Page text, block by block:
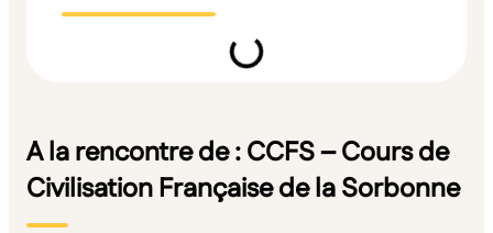
A la rencontre de : CCFS – Cours de
Civilisation Française de la Sorbonne